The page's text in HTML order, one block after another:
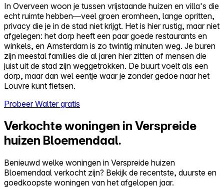
Reviews
Prijzen
Log in
Probeer Walter gratis
In Overveen woon je tussen vrijstaande huizen en villa's die
echt ruimte hebben—veel groen eromheen, lange opritten,
privacy die je in de stad niet krijgt. Het is hier rustig, maar niet
afgelegen: het dorp heeft een paar goede restaurants en
winkels, en Amsterdam is zo twintig minuten weg. Je buren
zijn meestal families die al jaren hier zitten of mensen die
juist uit de stad zijn weggetrokken. De buurt voelt als een
dorp, maar dan wel eentje waar je zonder gedoe naar het
Louvre kunt fietsen.
Probeer Walter gratis
Verkochte woningen in Verspreide
huizen Bloemendaal.
Benieuwd welke woningen in Verspreide huizen
Bloemendaal verkocht zijn? Bekijk de recentste, duurste en
goedkoopste woningen van het afgelopen jaar.